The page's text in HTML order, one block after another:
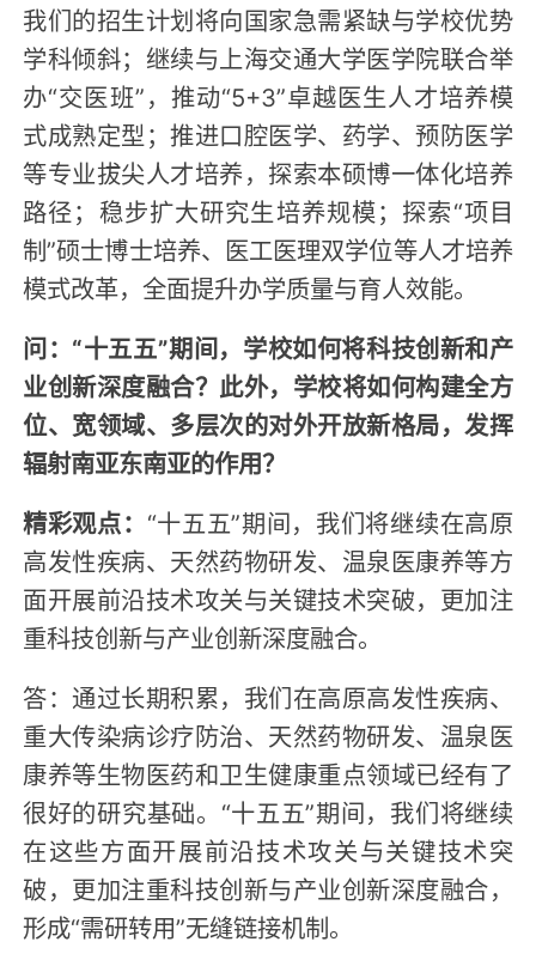
我们的招生计划将向国家急需紧缺与学校优势
学科倾斜；继续与上海交通大学医学院联合举
办“交医班”，推动“5+3”卓越医生人才培养模
式成熟定型；推进口腔医学、药学、预防医学
等专业拔尖人才培养，探索本硕博一体化培养
路径；稳步扩大研究生培养规模；探索“项目
制”硕士博士培养、医工医理双学位等人才培养
模式改革，全面提升办学质量与育人效能。
问：“十五五”期间，学校如何将科技创新和产
业创新深度融合？此外，学校将如何构建全方
位、宽领域、多层次的对外开放新格局，发挥
辐射南亚东南亚的作用？
精彩观点： “十五五”期间，我们将继续在高原
高发性疾病、天然药物研发、温泉医康养等方
面开展前沿技术攻关与关键技术突破，更加注
重科技创新与产业创新深度融合。
答：通过长期积累，我们在高原高发性疾病、
重大传染病诊疗防治、天然药物研发、温泉医
康养等生物医药和卫生健康重点领域已经有了
很好的研究基础。“十五五”期间，我们将继续
在这些方面开展前沿技术攻关与关键技术突
破，更加注重科技创新与产业创新深度融合，
形成“需研转用”无缝链接机制。